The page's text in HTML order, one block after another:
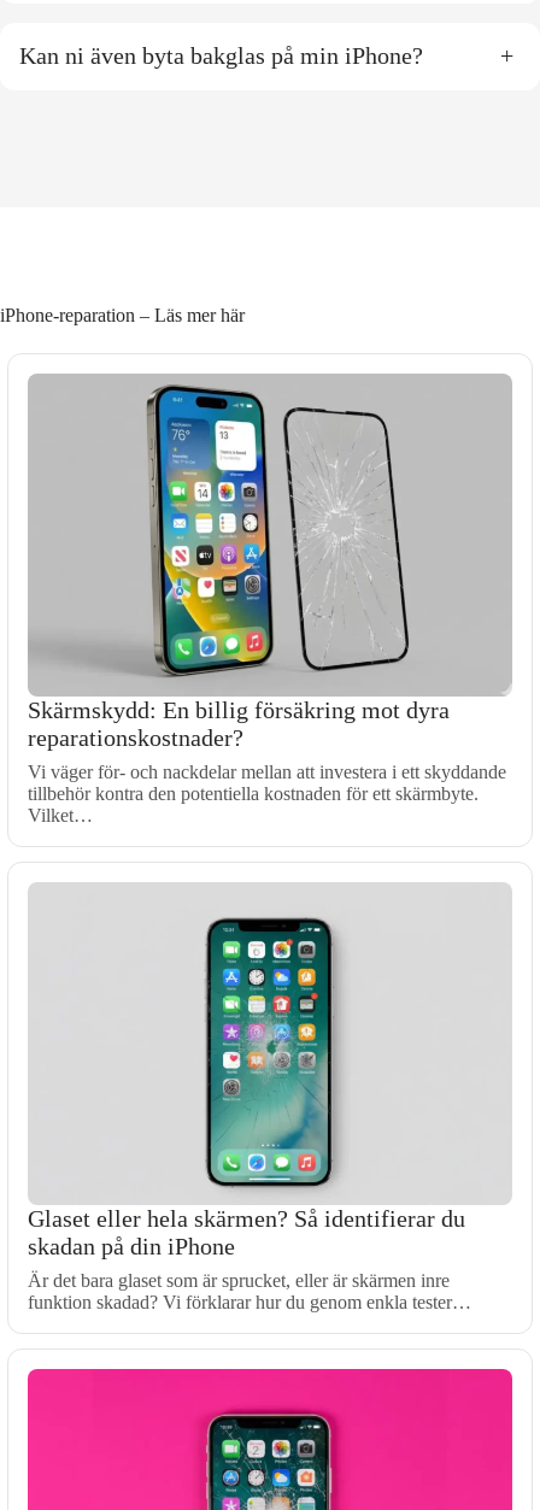
Kan ni även byta bakglas på min iPhone? +
iPhone-reparation – Läs mer här
Skärmskydd: En billig försäkring mot dyra
reparationskostnader?
Vi väger för- och nackdelar mellan att investera i ett skyddande
tillbehör kontra den potentiella kostnaden för ett skärmbyte.
Vilket…
Glaset eller hela skärmen? Så identifierar du
skadan på din iPhone
Är det bara glaset som är sprucket, eller är skärmen inre
funktion skadad? Vi förklarar hur du genom enkla tester…